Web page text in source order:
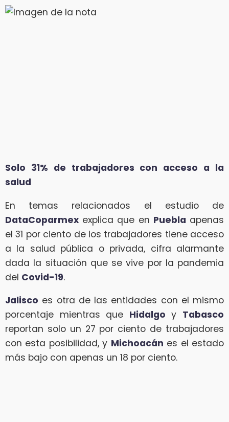
Solo 31% de trabajadores con acceso a la
salud
En temas relacionados el estudio de
DataCoparmex explica que en Puebla apenas
el 31 por ciento de los trabajadores tiene acceso
a la salud pública o privada, cifra alarmante
dada la situación que se vive por la pandemia
del Covid-19.
Jalisco es otra de las entidades con el mismo
porcentaje mientras que Hidalgo y Tabasco
reportan solo un 27 por ciento de trabajadores
con esta posibilidad, y Michoacán es el estado
más bajo con apenas un 18 por ciento.